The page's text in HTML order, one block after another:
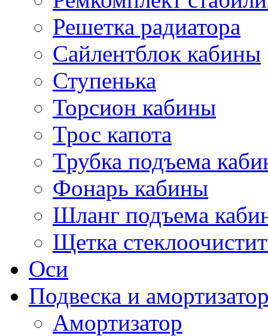
Решетка радиатора
Сайлентблок кабины
Ступенька
Торсион кабины
Трос капота
Трубка подъема
Фонарь кабины
Шланг подъема
Щетка
Оси
Подвеска и
Амортизатор